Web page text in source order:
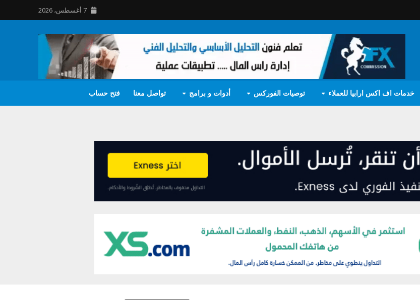
7 أغسطس، 2026
خدمات اف اكس ارابيا للعملاء توصيات الفوركس أدوات و برامج تواصل معنا فتح حساب